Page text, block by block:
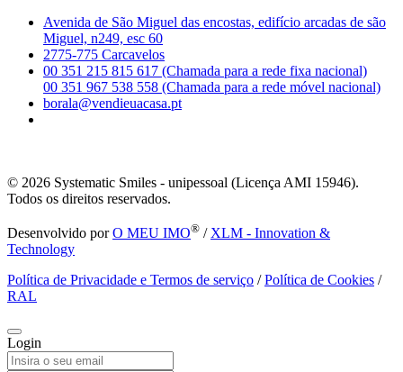
Avenida de São Miguel das encostas, edifício arcadas de são
Miguel, n249, esc 60
2775-775 Carcavelos
00 351 215 815 617 (Chamada para a rede fixa nacional)
00 351 967 538 558 (Chamada para a rede móvel nacional)
borala@vendieuacasa.pt
© 2026 Systematic Smiles - unipessoal (Licença AMI 15946).
Todos os direitos reservados.
Desenvolvido porO MEU IMO® / XLM - Innovation &
Technology
Política de Privacidade e Termos de serviço /Política de Cookies /
RAL
Login